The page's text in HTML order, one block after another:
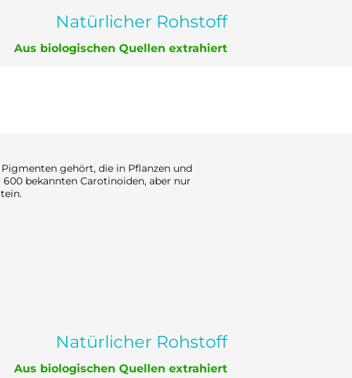
Natürlicher Rohstoff
Aus biologischen Quellen extrahiert
gehört, die in Pflanzen und
bekannten Carotinoiden, aber nur
Natürlicher Rohstoff
Aus biologischen Quellen extrahiert